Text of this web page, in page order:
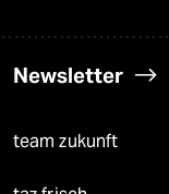
Newsletter
team zukunft